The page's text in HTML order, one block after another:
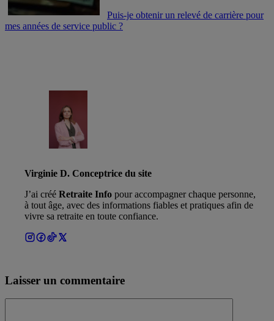
Puis-je obtenir un relevé de carrière pour
mes années de service public ?
Virginie D. Conceptrice du site
J’ai créé Retraite Info pour accompagner chaque personne,
à tout âge, avec des informations fiables et pratiques afin de
vivre sa retraite en toute confiance.
Laisser un commentaire